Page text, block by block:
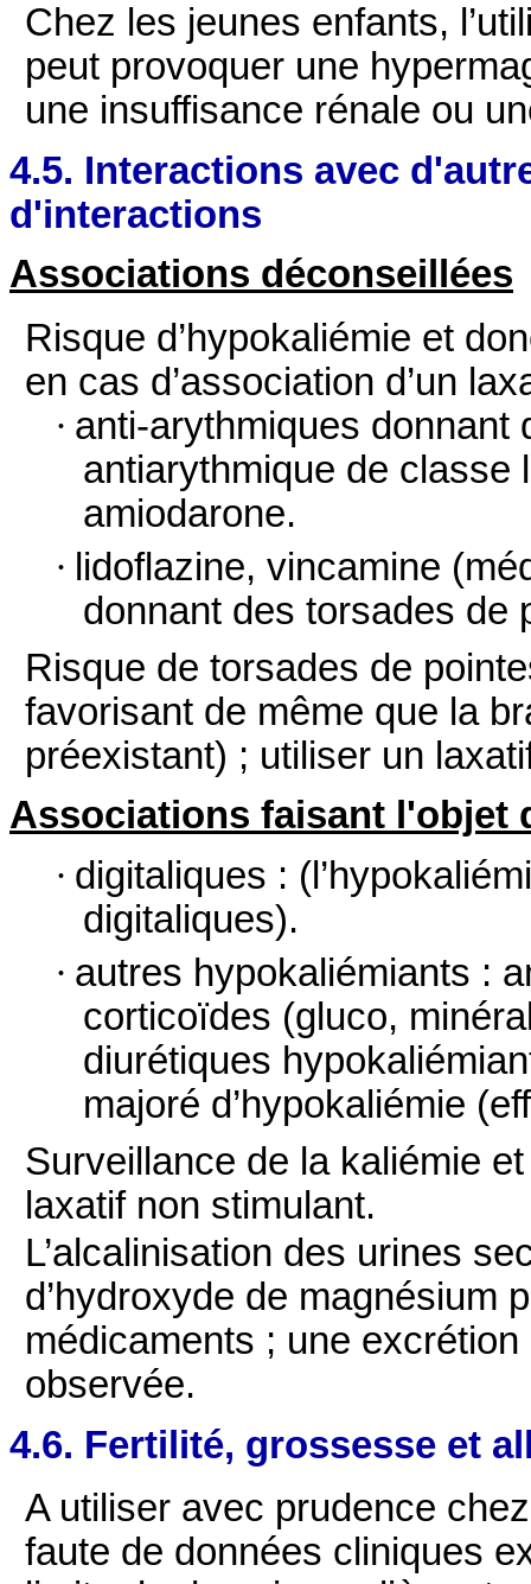
Chez les jeunes enfants,
peut provoquer une
une insuffisance rénale ou
4.5. Interactions avec
d'interactions
Associations déconseillées
Risque d’hypokaliémie et
en cas d’association d’un
· anti-arythmiques donnant
antiarythmique de classe
amiodarone.
· lidoflazine, vincamine
donnant des torsades de
Risque de torsades de
favorisant de même que la
préexistant) ; utiliser un
Associations faisant l'objet
· digitaliques :
digitaliques).
· autres hypokaliémiants :
corticoïdes (gluco,
diurétiques
majoré d’hypokaliémie
Surveillance de la kaliémie
laxatif non stimulant.
L’alcalinisation des urines
d’hydroxyde de magnésium
médicaments ; une
observée.
4.6. Fertilité, grossesse et
A utiliser avec prudence
faute de données cliniques